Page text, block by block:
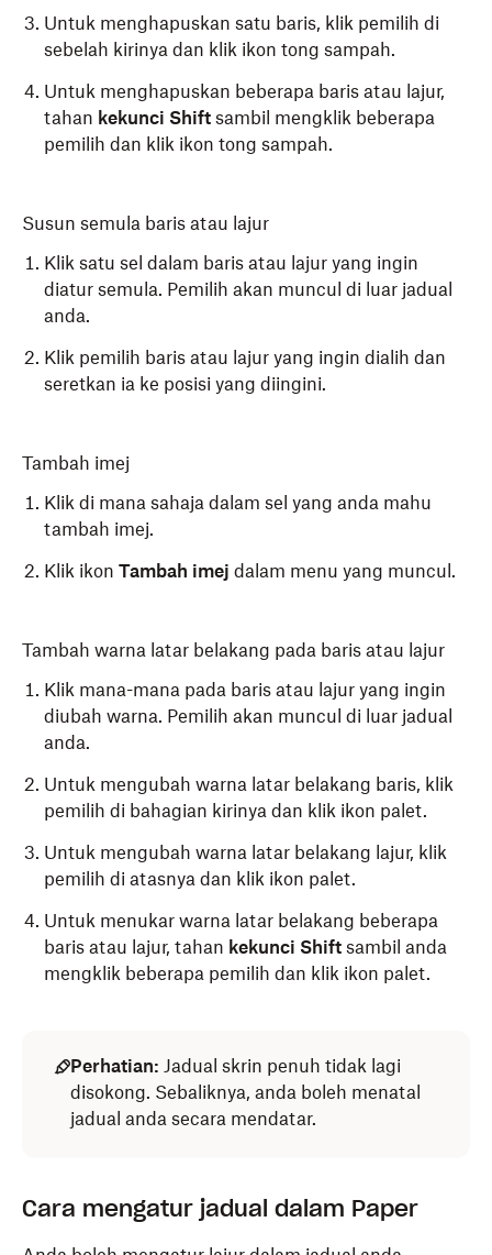
Untuk menghapuskan satu baris, klik pemilih di
sebelah kirinya dan klik ikon tong sampah.
Untuk menghapuskan beberapa baris atau lajur,
tahan kekunci Shift sambil mengklik beberapa
pemilih dan klik ikon tong sampah.
Susun semula baris atau lajur
Klik satu sel dalam baris atau lajur yang ingin
diatur semula. Pemilih akan muncul di luar jadual
anda.
Klik pemilih baris atau lajur yang ingin dialih dan
seretkan ia ke posisi yang diingini.
Tambah imej
Klik di mana sahaja dalam sel yang anda mahu
tambah imej.
Klik ikon Tambah imej dalam menu yang muncul.
Tambah warna latar belakang pada baris atau lajur
Klik mana-mana pada baris atau lajur yang ingin
diubah warna. Pemilih akan muncul di luar jadual
anda.
Untuk mengubah warna latar belakang baris, klik
pemilih di bahagian kirinya dan klik ikon palet.
Untuk mengubah warna latar belakang lajur, klik
pemilih di atasnya dan klik ikon palet.
Untuk menukar warna latar belakang beberapa
baris atau lajur, tahan kekunci Shift sambil anda
mengklik beberapa pemilih dan klik ikon palet.
Perhatian: Jadual skrin penuh tidak lagi
disokong. Sebaliknya, anda boleh menatal
jadual anda secara mendatar.
Cara mengatur jadual dalam Paper